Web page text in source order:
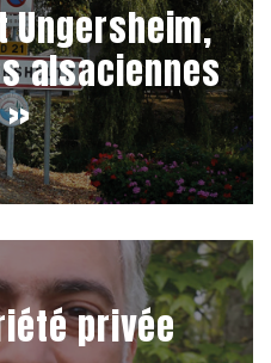
alsaciennes
»
privée